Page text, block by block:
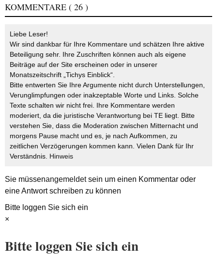
KOMMENTARE ( 26 )
Liebe Leser!
Wir sind dankbar für Ihre Kommentare und schätzen Ihre aktive
Beteiligung sehr. Ihre Zuschriften können auch als eigene
Beiträge auf der Site erscheinen oder in unserer
Monatszeitschrift „Tichys Einblick“.
Bitte entwerten Sie Ihre Argumente nicht durch Unterstellungen,
Verunglimpfungen oder inakzeptable Worte und Links. Solche
Texte schalten wir nicht frei. Ihre Kommentare werden
moderiert, da die juristische Verantwortung bei TE liegt. Bitte
verstehen Sie, dass die Moderation zwischen Mitternacht und
morgens Pause macht und es, je nach Aufkommen, zu
zeitlichen Verzögerungen kommen kann. Vielen Dank für Ihr
Verständnis. Hinweis
Sie müssenangemeldetsein um einen Kommentar oder
eine Antwort schreiben zu können
Bitte loggen Sie sich ein
×
Bitte loggen Sie sich ein